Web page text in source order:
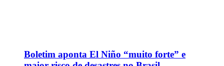
Boletim aponta El Niño “muito forte” e